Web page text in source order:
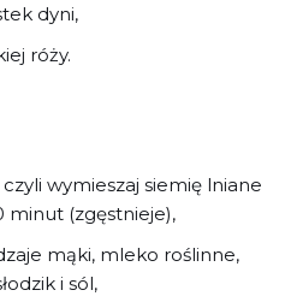
dyni,
róży.
wymieszaj siemię lniane
minut (zgęstnieje),
mąki, mleko roślinne,
i sól,